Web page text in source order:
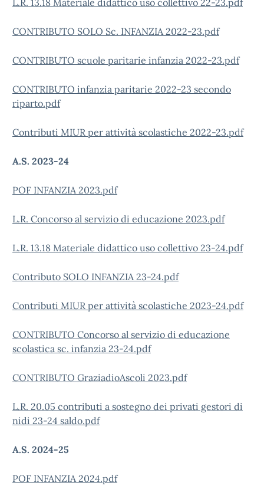
L.R. 13.18 Materiale didattico uso collettivo 22-23.pdf
CONTRIBUTO SOLO Sc. INFANZIA 2022-23.pdf
CONTRIBUTO scuole paritarie infanzia 2022-23.pdf
CONTRIBUTO infanzia paritarie 2022-23 secondo
riparto.pdf
Contributi MIUR per attività scolastiche 2022-23.pdf
A.S. 2023-24
POF INFANZIA 2023.pdf
L.R. Concorso al servizio di educazione 2023.pdf
L.R. 13.18 Materiale didattico uso collettivo 23-24.pdf
Contributo SOLO INFANZIA 23-24.pdf
Contributi MIUR per attività scolastiche 2023-24.pdf
CONTRIBUTO Concorso al servizio di educazione
scolastica sc. infanzia 23-24.pdf
CONTRIBUTO GraziadioAscoli 2023.pdf
L.R. 20.05 contributi a sostegno dei privati gestori di
nidi 23-24 saldo.pdf
A.S. 2024-25
POF INFANZIA 2024.pdf